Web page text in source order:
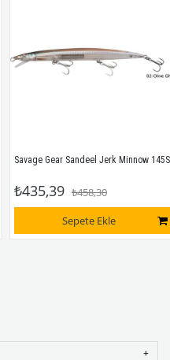
Savage Gear Sandeel Jerk
₺435,39
₺458,30
Sepete Ekle